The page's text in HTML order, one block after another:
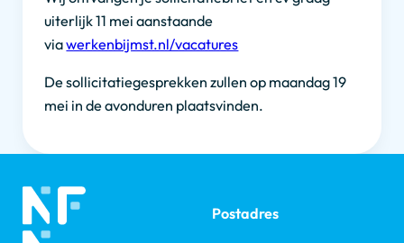
uiterlijk 11 mei aanstaande
viawerkenbijmst.nl/vacatures
De sollicitatiegesprekken zullen op maandag 19
mei in de avonduren plaatsvinden.
Postadres